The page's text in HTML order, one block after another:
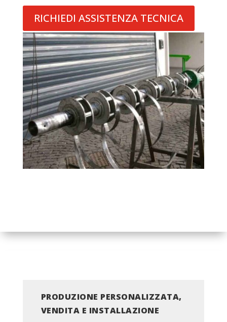
RICHIEDI ASSISTENZA TECNICA
PRODUZIONE PERSONALIZZATA,
VENDITA E INSTALLAZIONE